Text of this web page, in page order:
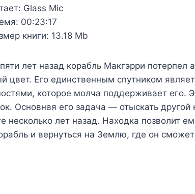
Glass Mic
00:23:17
книги: 13.18 Mb
лет назад корабль Макгэрри потерпел
цвет. Его единственным спутником
которое молча поддерживает его.
Основная его задача — отыскать
несколько лет назад. Находка позволит
и вернуться на Землю, где он